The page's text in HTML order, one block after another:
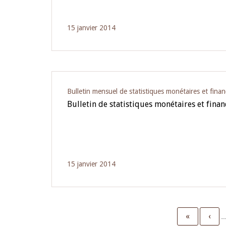
15 janvier 2014
Bulletin mensuel de statistiques monétaires et
Bulletin de statistiques monétaires et
15 janvier 2014
First
« ‹ …